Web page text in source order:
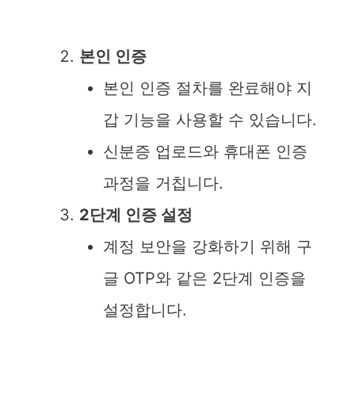
본인 인증
본인 인증 절차를 완료해야 지
갑 기능을 사용할 수 있습니다.
신분증 업로드와 휴대폰 인증
과정을 거칩니다.
2단계 인증 설정
계정 보안을 강화하기 위해 구
글 OTP와 같은 2단계 인증을
설정합니다.